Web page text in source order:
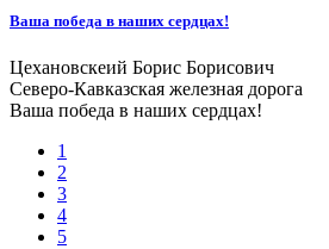
Ваша победа в наших сердцах!
Цехановскеий Борис Борисович
Северо-Кавказская железная дорога
Ваша победа в наших сердцах!
1
2
3
4
5